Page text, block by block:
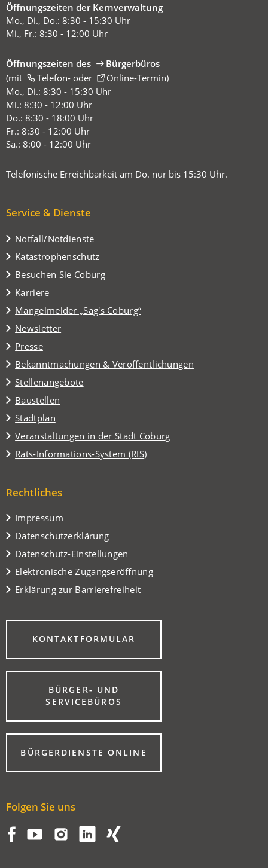
Öffnungszeiten der Kernverwaltung
Mo., Di., Do.: 8:30 - 15:30 Uhr
Mi., Fr.: 8:30 - 12:00 Uhr
Öffnungszeiten des
Bürgerbüros
(mit
Telefon-oder Online-Termin
(Öffnet
in
einem
neuen
Tab)
)
Mo., Di.: 8:30 - 15:30 Uhr
Mi.: 8:30 - 12:00 Uhr
Do.: 8:30 - 18:00 Uhr
Fr.: 8:30 - 12:00 Uhr
Sa.: 8:00 - 12:00 Uhr
Telefonische Erreichbarkeit am Do. nur bis 15:30 Uhr.
Service & Dienste
Notfall/Notdienste
Katastrophenschutz
Besuchen Sie Coburg
(Öffnet
in
einem
neuen
Tab)
Karriere
Mängelmelder „Sag's Coburg“
(Öffnet
in
einem
neuen
Tab)
Newsletter
Presse
Bekanntmachungen & Veröffentlichungen
Stellenangebote
Baustellen
Stadtplan
(Öffnet
in
einem
neuen
Veranstaltungen in der Stadt Coburg
(Öffnet
in
einem
Tab)
Rats-Informations-System (RIS)
(Öffnet
neuen
Rechtliches
Impressum
Datenschutzerklärung
Datenschutz-Einstellungen
Elektronische Zugangseröffnung
Erklärung zur Barrierefreiheit
KONTAKTFORMULAR
(ÖFFNET
EINEM
NEUEN
BÜRGER- UND
SERVICEBÜROS
(ÖFFNET
EINEM
NEUEN
TAB)BÜRGERDIENSTE ONLINE
(ÖFFNET
EINEM
TAB)
Folgen Sie uns